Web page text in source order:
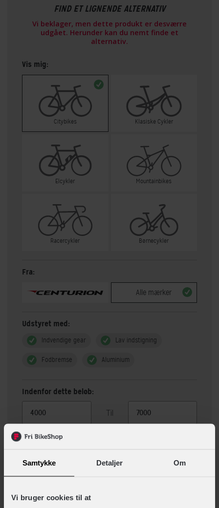
Samtykke Detaljer Om
Vi bruger cookies til at
FIND ET LIGNENDE ALTERNATIV
Vi beklager, men dette produkt er desværre
udgået. Herunder kan du nemt finde et
alternativ.
Vis mig:
Citybikes Klasiske Cykler
Elcykler Mountainbikes
Racercykler Børnecykler
Fra:
Alle mærker
Udstyret med:
Indvendige gear Lav indstigning
Fodbremse Aluminium
Indenfor dette beløb:
Til